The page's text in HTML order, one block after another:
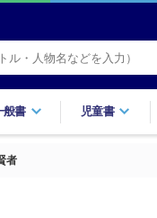
般書 児童書
者